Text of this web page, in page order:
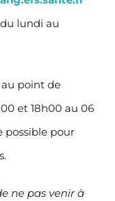
du lundi au
au point de
et 18h00 au 06
possible pour
ne pas venir à